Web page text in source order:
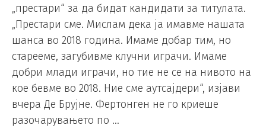
„престари“ за да бидат кандидати за титулата.
„Престари сме. Мислам дека ја имавме нашата
шанса во 2018 година. Имаме добар тим, но
старееме, загубивме клучни играчи. Имаме
добри млади играчи, но тие не се на нивото на
кое бевме во 2018. Ние сме аутсајдери“, изјави
вчера Де Брујне. Фертонген не го криеше
разочарувањето по …